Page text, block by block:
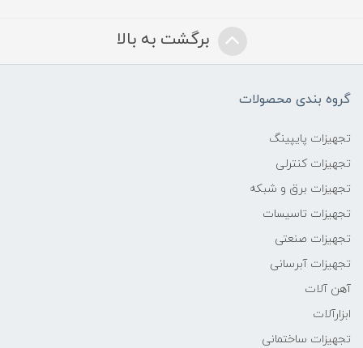
برگشت به بالا
گروه بندی محصولات
تجهیزات پایپینگ
تجهیزات کنترلی
تجهیزات برق و شبکه
تجهیزات تاسیسات
تجهیزات صنعتی
تجهیزات آبرسانی
آهن آلات
ابزارآلات
تجهیزات ساختمانی